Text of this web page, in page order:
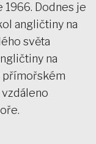
1966. Dodnes je
angličtiny na
světa
na
přímořském